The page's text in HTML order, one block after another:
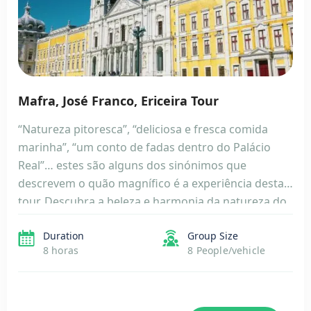
Mafra, José Franco, Ericeira Tour
“Natureza pitoresca”, “deliciosa e fresca comida
marinha”, “um conto de fadas dentro do Palácio
Real”… estes são alguns dos sinónimos que
descrevem o quão magnífico é a experiência desta
tour. Descubra a beleza e harmonia da natureza do
sentidos ao explorar magnífica arquitetura, peças
de arte e fantásticas […]
Duration
8 horas
Group Size
8 People/vehicle